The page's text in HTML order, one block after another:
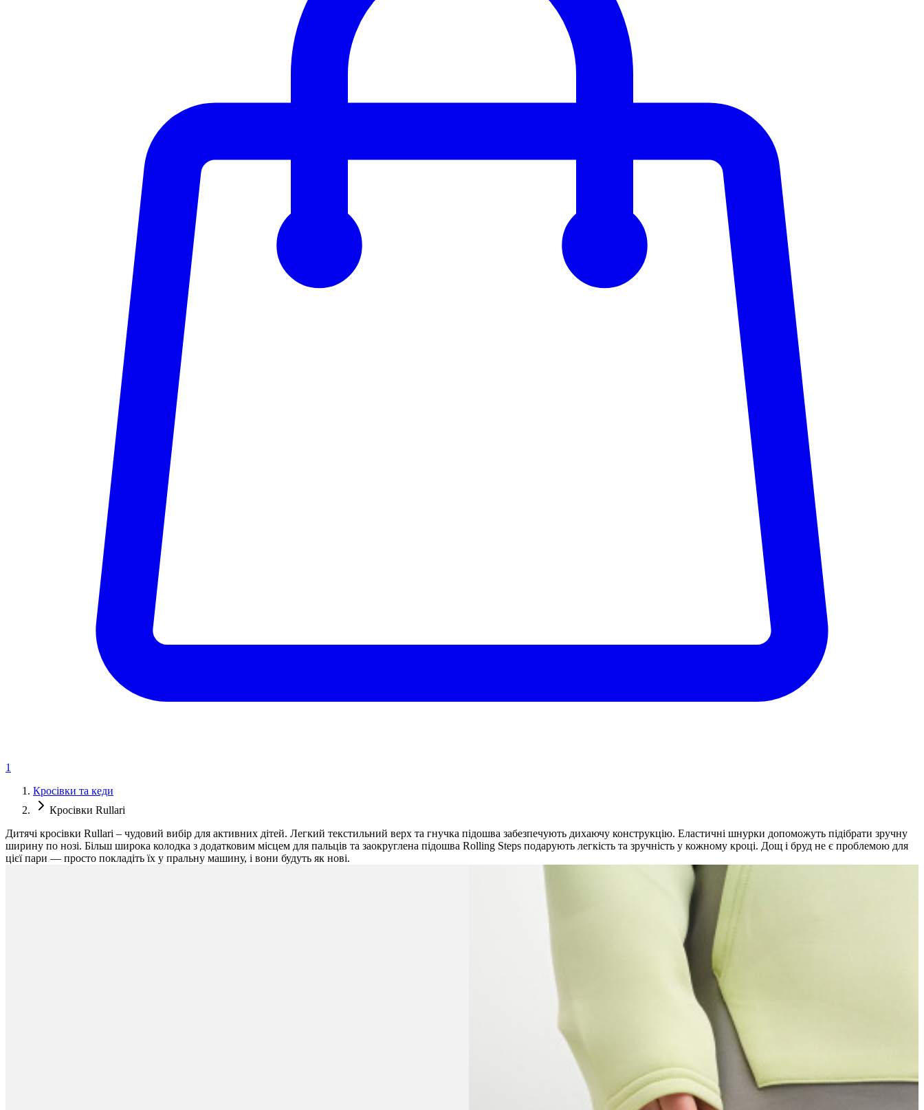
1
Кросівки та кеди
Кросівки Rullari
Дитячі кросівки Rullari – чудовий вибір для активних дітей. Легкий текстильний верх та гнучка підошва забезпечують дихаючу конструкцію. Еластичні шнурки допоможуть підібрати зручну
ширину по нозі. Більш широка колодка з додатковим місцем для пальців та заокруглена підошва Rolling Steps подарують легкість та зручність у кожному кроці. Дощ і бруд не є проблемою для
цієї пари — просто покладіть їх у пральну машину, і вони будуть як нові.